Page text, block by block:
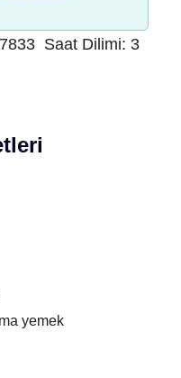
Saat Dilimi: 3
yemek